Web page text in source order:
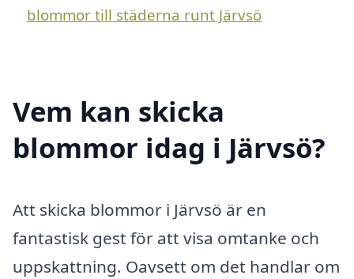
blommor till städerna runt Järvsö
Vem kan skicka
blommor idag i Järvsö?
Att skicka blommor i Järvsö är en
fantastisk gest för att visa omtanke och
uppskattning. Oavsett om det handlar om